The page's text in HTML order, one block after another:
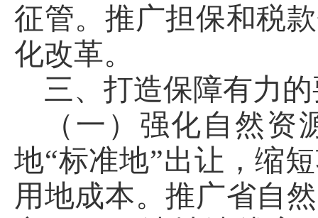
征管。推广担保和税
化改革。
三、打造保障有力
（一）强化自然
地“标准地”出让，缩
用地成本。推广省自